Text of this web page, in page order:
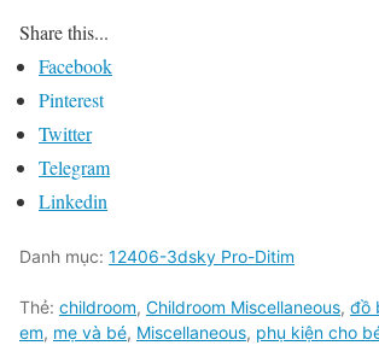
Share this...
Facebook
Pinterest
Twitter
Telegram
Linkedin
Danh mục: 12406-3dsky Pro-Ditim
Thẻ: childroom, Childroom Miscellaneous, đồ
em, mẹ và bé, Miscellaneous, phụ kiện cho